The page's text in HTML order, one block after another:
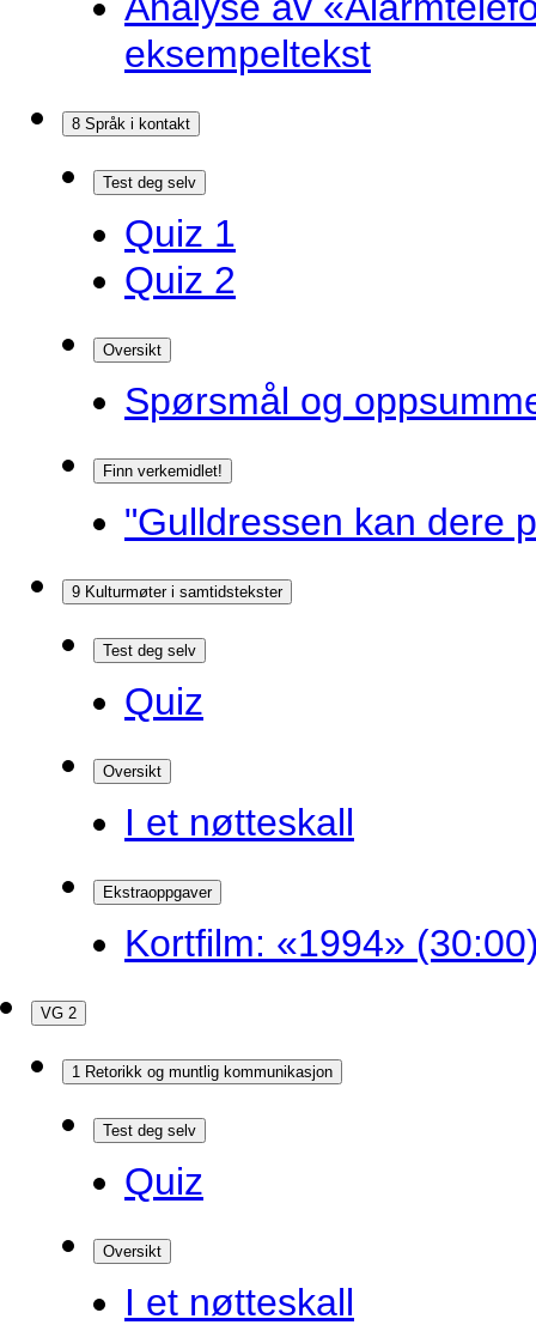
eksempeltekst
8 Språk i kontakt
Test deg selv
Quiz 1
Quiz 2
Oversikt
Spørsmål og
Finn verkemidlet!
"Gulldressen kan dere
9 Kulturmøter i samtidstekster
Test deg selv
Quiz
Oversikt
I et nøtteskall
Ekstraoppgaver
Kortfilm: «1994»
VG 2
1 Retorikk og muntlig kommunikasjon
Test deg selv
Quiz
Oversikt
I et nøtteskall